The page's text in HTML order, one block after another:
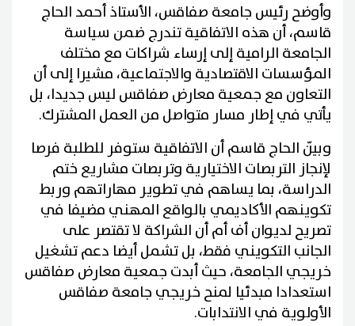
وأوضح رئيس جامعة صفاقس، الأستاذ أحمد الحاج
قاسم، أن هذه الاتفاقية تندرج ضمن سياسة
الجامعة الرامية إلى إرساء شراكات مع مختلف
المؤسسات الاقتصادية والاجتماعية، مشيرا إلى أن
التعاون مع جمعية معارض صفاقس ليس جديدا، بل
يأتي في إطار مسار متواصل من العمل المشترك.
وبيّن الحاج قاسم أن الاتفاقية ستوفر للطلبة فرصا
لإنجاز التربصات الاختيارية وتربصات مشاريع ختم
الدراسة، بما يساهم في تطوير مهاراتهم وربط
تكوينهم الأكاديمي بالواقع المهني مضيفا في
تصريح لديوان أف أم أن الشراكة لا تقتصر على
الجانب التكويني فقط، بل تشمل أيضا دعم تشغيل
خريجي الجامعة، حيث أبدت جمعية معارض صفاقس
استعدادا مبدئيا لمنح خريجي جامعة صفاقس
الأولوية في الانتدابات.